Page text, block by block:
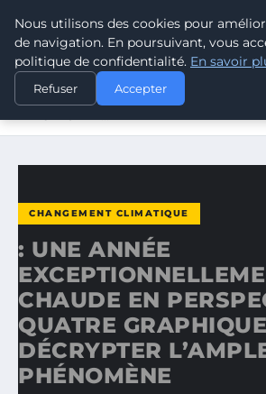
CLIMATE RESPONSE
ACCUEIL
CHANGEMENT CLIMATIQUE
: UNE ANNÉE EXCEPTIONNELLEMENT
CHANGEMENT CLIMATIQUE
: UNE ANNÉE
CHAUDE EN
QUATRE
DÉCRYPTER
PHÉNOMÈNE
Nous utilisons des cookies pour
de navigation. En poursuivant, vous
politique de confidentialité. En savoir
Refuser Accepter